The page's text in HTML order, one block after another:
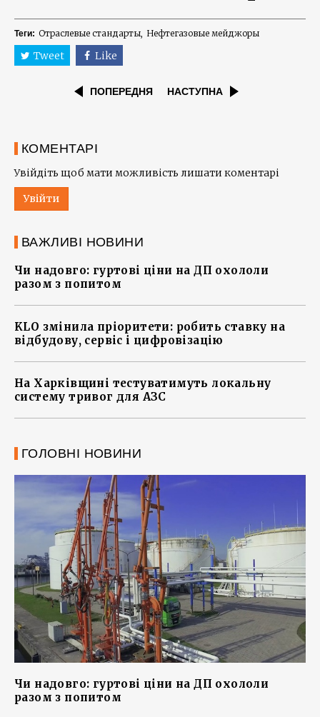
Теги: Отраслевые стандарты Нефтегазовые мейджоры
Tweet Like
ПОПЕРЕДНЯ НАСТУПНА
КОМЕНТАРІ
Увійдіть щоб мати можливість лишати коментарі
Увійти
ВАЖЛИВІ НОВИНИ
Чи надовго: гуртові ціни на ДП охололи
разом з попитом
KLO змінила пріоритети: робить ставку на
відбудову, сервіс і цифровізацію
На Харківщині тестуватимуть локальну
систему тривог для АЗС
ГОЛОВНІ НОВИНИ
Чи надовго: гуртові ціни на ДП охололи
разом з попитом